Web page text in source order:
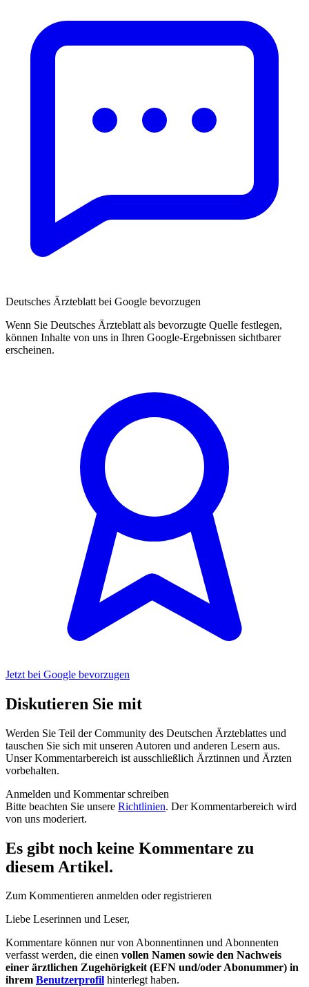
Deutsches Ärzteblatt bei Google bevorzugen
Wenn Sie Deutsches Ärzteblatt als bevorzugte Quelle festlegen,
können Inhalte von uns in Ihren Google-Ergebnissen sichtbarer
erscheinen.
Jetzt bei Google bevorzugen
Diskutieren Sie mit
Werden Sie Teil der Community des Deutschen Ärzteblattes und
tauschen Sie sich mit unseren Autoren und anderen Lesern aus.
Unser Kommentarbereich ist ausschließlich Ärztinnen und Ärzten
vorbehalten.
Anmelden und Kommentar schreiben
Bitte beachten Sie unsere Richtlinien. Der Kommentarbereich wird
von uns moderiert.
Es gibt noch keine Kommentare zu
diesem Artikel.
Zum Kommentieren anmelden oder registrieren
Liebe Leserinnen und Leser,
Kommentare können nur von Abonnentinnen und Abonnenten
verfasst werden, die einen vollen Namen sowie den Nachweis
einer ärztlichen Zugehörigkeit (EFN und/oder Abonummer) in
ihrem Benutzerprofil hinterlegt haben.